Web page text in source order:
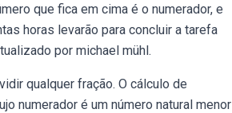
que fica em cima é o numerador, e
horas levarão para concluir a tarefa
por michael mühl.
qualquer fração. O cálculo de
numerador é um número natural menor